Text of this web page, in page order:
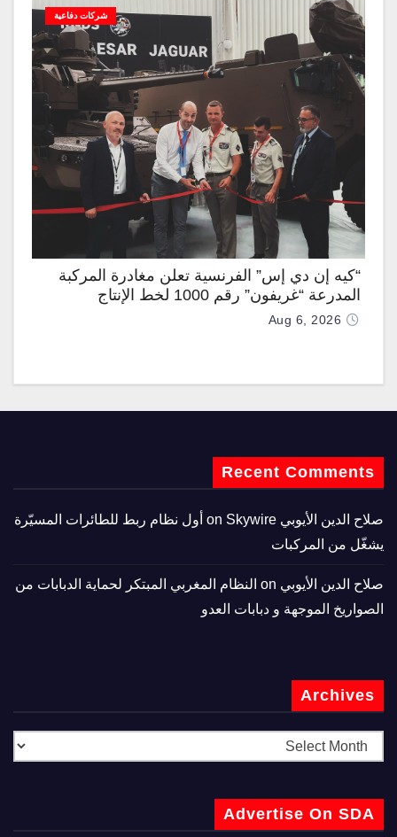
شركات دفاعية
“كيه إن دي إس” الفرنسية تعلن مغادرة المركبة
المدرعة “غريفون” رقم 1000 لخط الإنتاج
Aug 6, 2026
Recent Comments
صلاح الدين الأيوبي
Skywire أول نظام ربط للطائرات المسيّرة
يشغّل من المركبات
صلاح الدين الأيوبي
النظام المغربي المبتكر لحماية الدبابات من
الصواريخ الموجهة و دبابات العدو
Archives
Advertise On SDA